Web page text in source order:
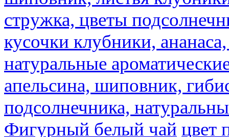
стружка, цветы
кусочки клубники,
натуральные
апельсина, шиповник,
подсолнечника,
Фигурный белый чай цвет